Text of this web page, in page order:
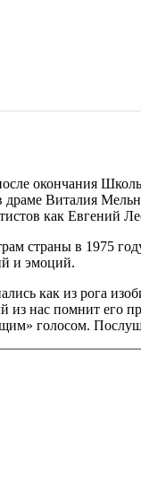
окончания
в драме Виталия
как
страны в 1975
и эмоций.
как из рога
из нас помнит его
голосом.